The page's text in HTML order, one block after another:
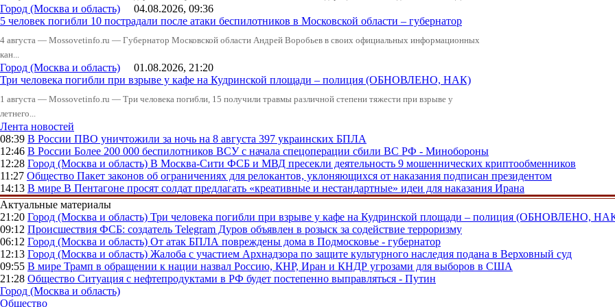
Город (Москва и область) 04.08.2026, 09:36
5 человек погибли 10 пострадали после атаки беспилотников в Московской области – губернатор
4 августа — Mossovetinfo.ru — Губернатор Московской области Андрей Воробьев в своих официальных информационных
кан...
Город (Москва и область) 01.08.2026, 21:20
Три человека погибли при взрыве у кафе на Кудринской площади – полиция (ОБНОВЛЕНО, НАК)
1 августа — Mossovetinfo.ru — Три человека погибли, 15 получили травмы различной степени тяжести при взрыве у
летнего...
Лента новостей
08:39 В России ПВО уничтожили за ночь на 8 августа 397 украинских БПЛА
12:46 В России Более 200 000 беспилотников ВСУ с начала спецоперации сбили ВС РФ - Минобороны
12:28 Город (Москва и область) В Москва-Сити ФСБ и МВД пресекли деятельность 9 мошеннических криптообменников
11:27 Общество Пакет законов об ограничениях для релокантов, уклоняющихся от наказания подписан президентом
14:13 В мире В Пентагоне просят солдат предлагать «креативные и нестандартные» идеи для наказания Ирана
Актуальные материалы
21:20 Город (Москва и область) Три человека погибли при взрыве у кафе на Кудринской площади – полиция (ОБНОВЛЕНО,
09:12 Происшествия ФСБ: создатель Telegram Дуров объявлен в розыск за содействие терроризму
06:12 Город (Москва и область) От атак БПЛА повреждены дома в Подмосковье - губернатор
12:13 Город (Москва и область) Жалоба с участием Архнадзора по защите культурного наследия подана в Верховный суд
09:55 В мире Трамп в обращении к нации назвал Россию, КНР, Иран и КНДР угрозами для выборов в США
21:28 Общество Ситуация с нефтепродуктами в РФ будет постепенно выправляться - Путин
Город (Москва и область)
Общество